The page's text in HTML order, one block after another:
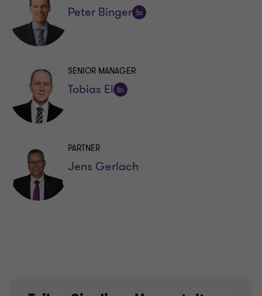
Peter Binger
Tobias El
SENIOR MANAGER
Jens Gerlach
PARTNER